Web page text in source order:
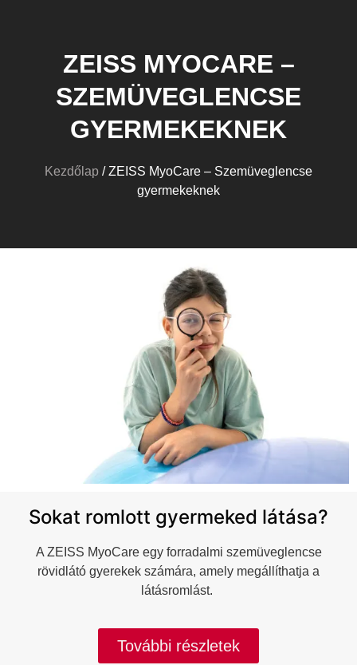
ZEISS MYOCARE –
SZEMÜVEGLENCSE
GYERMEKEKNEK
Kezdőlap / ZEISS MyoCare – Szemüveglencse
gyermekeknek
Sokat romlott gyermeked látása?
A ZEISS MyoCare egy forradalmi szemüveglencse
rövidlátó gyerekek számára, amely megállíthatja a
látásromlást.
További részletek